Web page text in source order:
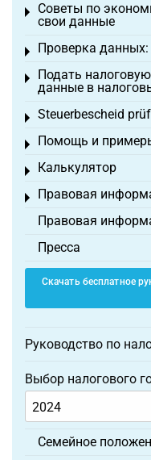
Советы по
свои данные
Toggle menu
Проверка
Toggle menu
Подать
данные в
Toggle menu
Steuerbescheid
Toggle menu
Помощь и
Toggle menu
Калькулятор
Toggle menu
Правовая
Toggle menu
Правовая
Пресса
Скачать бесплатное
Руководство по
Выбор налогового
Семейное